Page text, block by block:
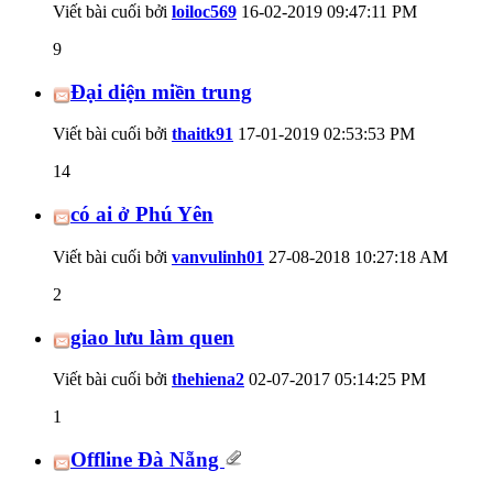
Viết bài cuối bởi loiloc569 16-02-2019 09:47:11 PM
9
Đại diện miền trung
Viết bài cuối bởi thaitk91 17-01-2019 02:53:53 PM
14
có ai ở Phú Yên
Viết bài cuối bởi vanvulinh01 27-08-2018 10:27:18 AM
2
giao lưu làm quen
Viết bài cuối bởi thehiena2 02-07-2017 05:14:25 PM
1
Offline Đà Nẵng